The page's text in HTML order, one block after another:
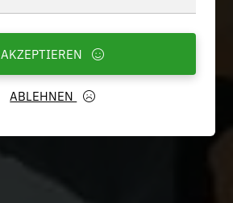
ABLEHNEN
AKZEPTIEREN